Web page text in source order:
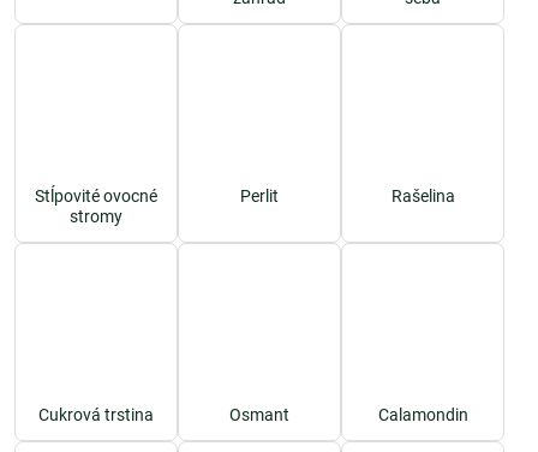
Stĺpovité ovocné
stromy
Perlit Rašelina
Cukrová trstina Osmant Calamondin